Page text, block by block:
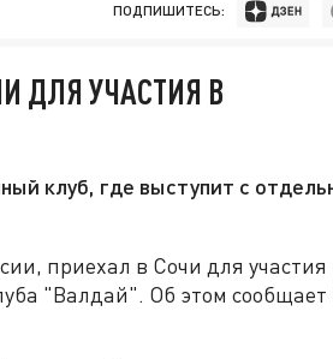
ПОДПИШИТЕСЬ:
ДЛЯ УЧАСТИЯ В
клуб, где выступит с
приехал в Сочи для участия
"Валдай". Об этом